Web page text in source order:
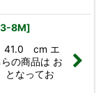
8M]
cm エ
の商品は お
となってお